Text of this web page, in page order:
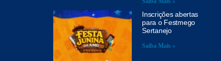
Inscrições abertas
para o Festmego
Sertanejo
Saiba Mais »